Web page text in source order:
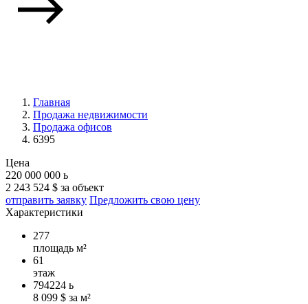
Главная
Продажа недвижимости
Продажа офисов
6395
Цена
220 000 000 ь
2 243 524 $ за объект
отправить заявку Предложить свою цену
Характеристики
277
площадь м²
61
этаж
794224 ь
8 099 $ за м²